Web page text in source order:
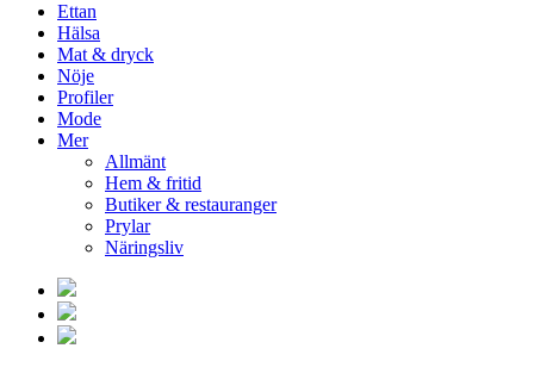
Ettan
Hälsa
Mat & dryck
Nöje
Profiler
Mode
Mer
Allmänt
Hem & fritid
Butiker & restauranger
Prylar
Näringsliv